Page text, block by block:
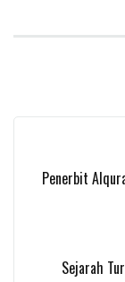
Penerbit
Sejarah